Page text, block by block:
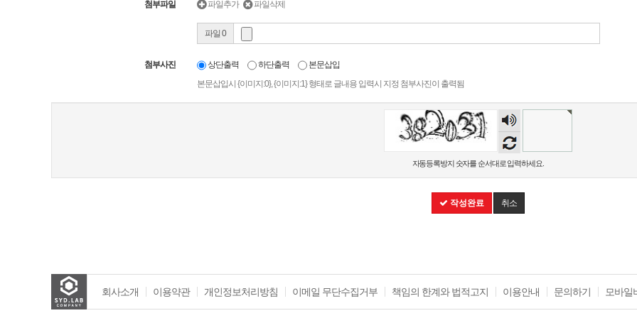
첨부파일 파일추가 파일삭제
파일 0
첨부사진 상단출력 하단출력
본문삽입
본문삽입시 {이미지:0}, {이미지:1} 형태로 글내용 입력시 지정 첨부사진이 출력됨
숫자
음성
듣기
자동등록방지 숫자를 순서대로 입력하세요.
작성완료 취소
회사소개 이용약관 개인정보처리방침 이메일 무단수집거부 책임의 한계와 법적고지 이용안내 문의하기 모바일